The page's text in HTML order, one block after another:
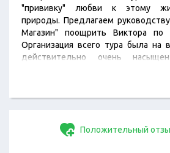
"прививку" любви к этому
природы. Предлагаем
Магазин" поощрить Виктора по
Организация всего тура была на
действительно очень
сильный дождь помешал
любоваться с балкона видом на
Положительный